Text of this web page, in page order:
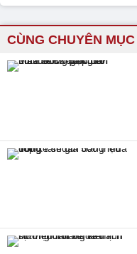
CÙNG CHUYÊN MỤC